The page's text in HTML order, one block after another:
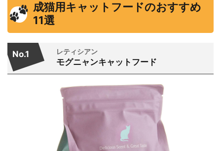
成猫用キャットフードのおすすめ
11選
No.1 レティシアン
モグニャンキャットフード